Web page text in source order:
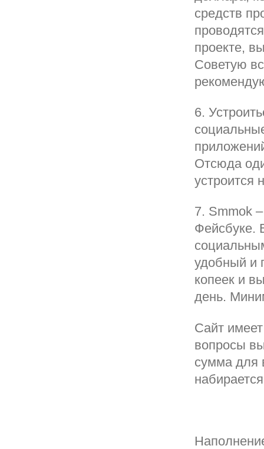
средств
проекте,
Советую
6.
Отсюда
устроится
7. Smmok
Фейсбуке.
удобный и
копеек и
день.
Сайт
вопросы
сумма для